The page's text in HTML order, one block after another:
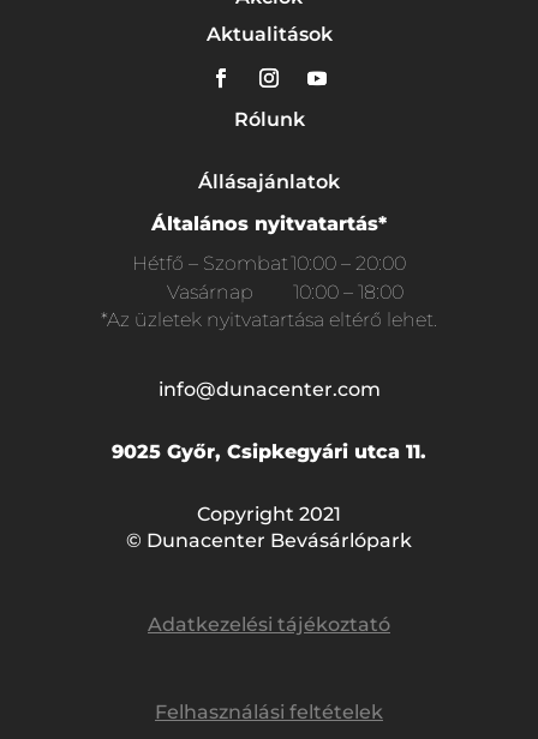
Aktualitások
Rólunk
Állásajánlatok
Általános nyitvatartás*
Hétfő – Szombat10:00 – 20:00
Vasárnap
10:00 – 18:00
*Az üzletek nyitvatartása eltérő lehet.
info@dunacenter.com
9025 Győr, Csipkegyári utca 11.
Copyright 2021
© Dunacenter Bevásárlópark
Adatkezelési tájékoztató
Felhasználási feltételek